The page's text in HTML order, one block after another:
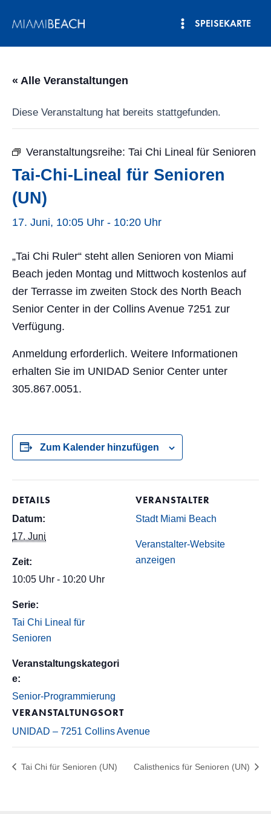
Inhalt
SPEISEKARTE
« Alle Veranstaltungen
Diese Veranstaltung hat bereits stattgefunden.
Veranstaltungsreihe: Tai Chi Lineal für Senioren
Tai-Chi-Lineal für Senioren
(UN)
17. Juni, 10:05 Uhr - 10:20 Uhr
„Tai Chi Ruler“ steht allen Senioren von Miami
Beach jeden Montag und Mittwoch kostenlos auf
der Terrasse im zweiten Stock des North Beach
Senior Center in der Collins Avenue 7251 zur
Verfügung.
Anmeldung erforderlich. Weitere Informationen
erhalten Sie im UNIDAD Senior Center unter
305.867.0051.
Zum Kalender hinzufügen
DETAILS
Datum:
17. Juni
Zeit:
10:05 Uhr - 10:20 Uhr
Serie:
Tai Chi Lineal für
Senioren
Veranstaltungskategori
e:
Senior-Programmierung
VERANSTALTUNGSORT
UNIDAD – 7251 Collins Avenue
VERANSTALTER
Stadt Miami Beach
Veranstalter-Website
anzeigen
Tai Chi für Senioren (UN) Calisthenics für Senioren (UN)